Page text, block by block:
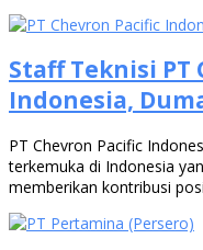
Staff Teknisi PT
Indonesia,
PT Chevron Pacific
terkemuka di Indonesia
memberikan kontribusi